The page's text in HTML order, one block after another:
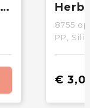
Sagaform Inka beker 270ml
8755
PP,
€